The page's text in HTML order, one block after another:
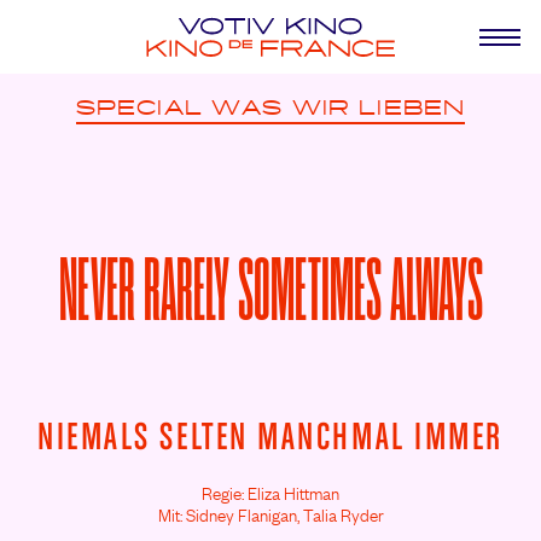
SPECIAL WAS WIR LIEBEN
NEVER RARELY SOMETIMES ALWAYS
NIEMALS SELTEN MANCHMAL IMMER
Regie: Eliza Hittman
Mit: Sidney Flanigan, Talia Ryder